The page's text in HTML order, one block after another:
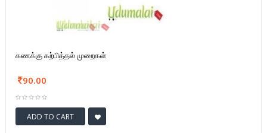
கணக்கு கற்பித்தல் முறைகள்
90.00
ADD TO CART